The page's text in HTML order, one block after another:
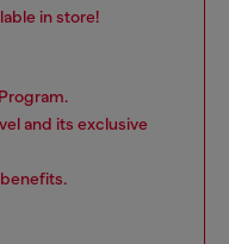
in store!
and its exclusive